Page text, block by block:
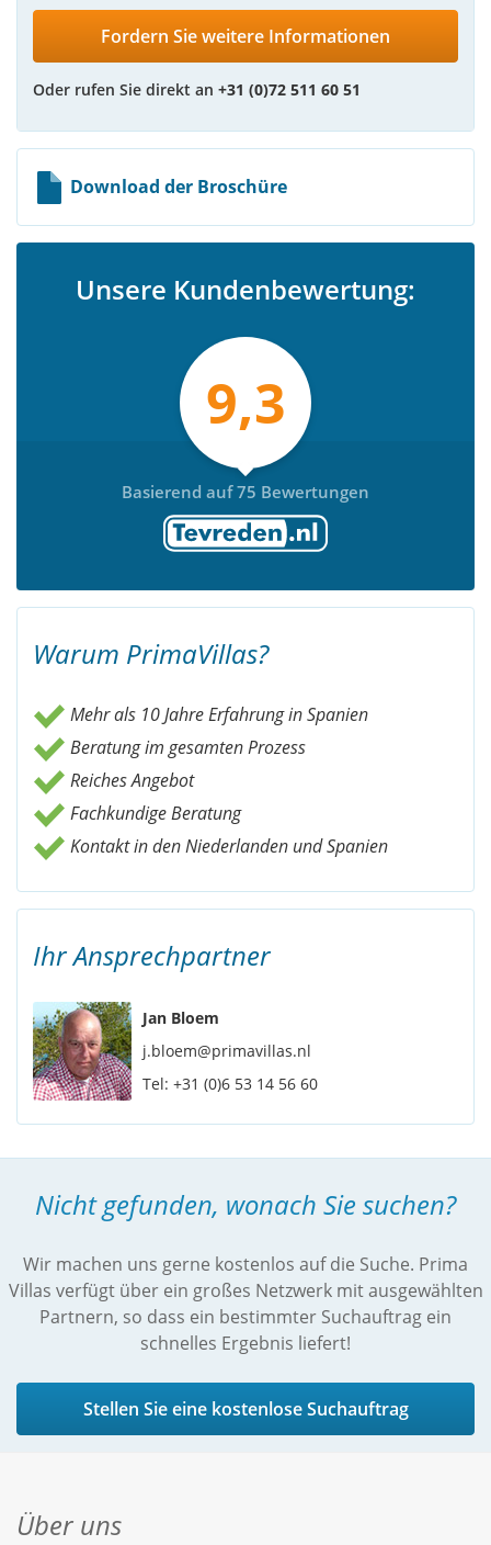
Fordern Sie weitere Informationen
Oder rufen Sie direkt an +31 (0)72 511 60 51
Download der Broschüre
Unsere Kundenbewertung:
9,3
Basierend auf 75 Bewertungen
Warum PrimaVillas?
Mehr als 10 Jahre Erfahrung in Spanien
Beratung im gesamten Prozess
Reiches Angebot
Fachkundige Beratung
Kontakt in den Niederlanden und Spanien
Ihr Ansprechpartner
Jan Bloem
j.bloem@primavillas.nl
Tel: +31 (0)6 53 14 56 60
Nicht gefunden, wonach Sie suchen?
Wir machen uns gerne kostenlos auf die Suche. Prima
Villas verfügt über ein großes Netzwerk mit ausgewählten
Partnern, so dass ein bestimmter Suchauftrag ein
schnelles Ergebnis liefert!
Stellen Sie eine kostenlose Suchauftrag
Über uns